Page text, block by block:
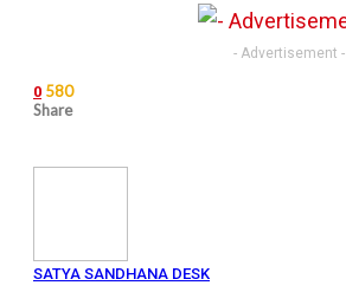
- Advertisement -
0 580
Share
SATYA SANDHANA DESK